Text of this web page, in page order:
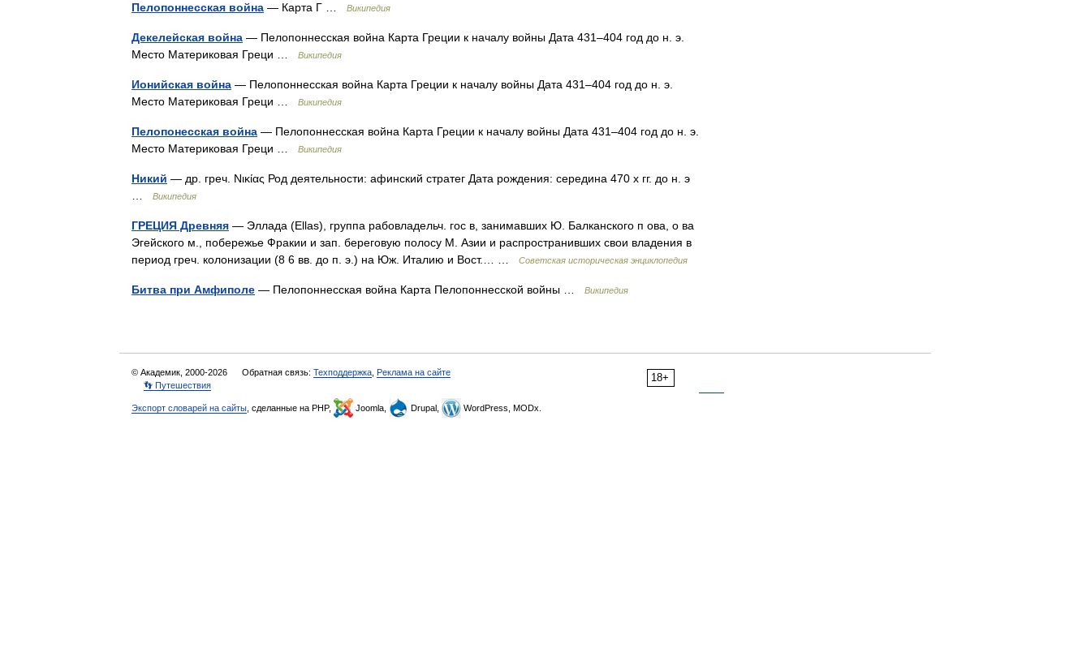
Пелопоннесская война — Карта Г … Википедия
Декелейская война — Пелопоннесская война Карта Греции к началу войны Дата 431–404 год до н. э.
Место Материковая Греци …
Википедия
Ионийская война — Пелопоннесская война Карта Греции к началу войны Дата 431–404 год до н. э.
Место Материковая Греци …
Википедия
Пелопонесская война — Пелопоннесская война Карта Греции к началу войны Дата 431–404 год до н. э.
Место Материковая Греци …
Википедия
Никий — др. греч. Νικίας Род деятельности: афинский стратег Дата рождения: середина 470 х гг. до н. э
Википедия
ГРЕЦИЯ Древняя — Эллада (Ellas), группа рабовладельч. гос в, занимавших Ю. Балканского п ова, о ва
Эгейского м., побережье Фракии и зап. береговую полосу М. Азии и распространивших свои владения в
период греч. колонизации (8 6 вв. до п. э.) на Юж. Италию и Вост.… …
Советская историческая энциклопедия
Битва при Амфиполе — Пелопоннесская война Карта Пелопоннесской войны … Википедия
18+
© Академик, 2000-2026 Обратная связь: Техподдержка Реклама на сайте
👣 Путешествия
Экспорт словарей на сайты , сделанные на PHP, Joomla, Drupal, WordPress, MODx.